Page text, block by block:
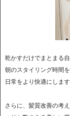
乾かすだけでまとまる
朝のスタイリング時間を
日常をより快適にします
さらに、髪質改善の考